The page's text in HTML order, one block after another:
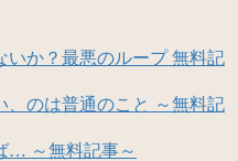
いか？最悪のループ 無料記
、のは普通のこと ～無料記
… ～無料記事～